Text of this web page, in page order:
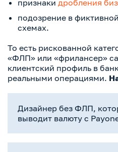
признаки дробления
подозрение в
схемах.
То есть рискованной
«ФЛП» или «фрилансер»
клиентский профиль в
реальными операциями.
Дизайнер без ФЛП,
выводит валюту с